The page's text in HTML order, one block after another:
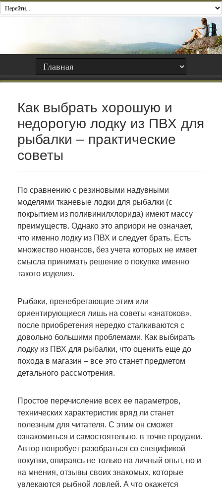
Как выбрать хорошую и
недорогую лодку из ПВХ для
рыбалки – практические
советы
По сравнению с резиновыми надувными
моделями тканевые лодки для рыбалки (с
покрытием из поливинилхлорида) имеют массу
преимуществ. Однако это априори не означает,
что именно лодку из ПВХ и следует брать. Есть
множество нюансов, без учета которых не имеет
смысла принимать решение о покупке именно
такого изделия.
Рыбаки, пренебрегающие этим или
ориентирующиеся лишь на советы «знатоков»,
после приобретения нередко сталкиваются с
довольно большими проблемами. Как выбирать
лодку из ПВХ для рыбалки, что оценить еще до
похода в магазин – все это станет предметом
детального рассмотрения.
Простое перечисление всех ее параметров,
технических характеристик вряд ли станет
полезным для читателя. С этим он сможет
ознакомиться и самостоятельно, в точке продажи.
Автор попробует разобраться со спецификой
покупки, опираясь не только на личный опыт, но и
на мнения, отзывы своих знакомых, которые
увлекаются рыбной ловлей. А что окажется